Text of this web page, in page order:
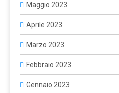
Maggio 2023
Aprile 2023
Marzo 2023
Febbraio 2023
Gennaio 2023